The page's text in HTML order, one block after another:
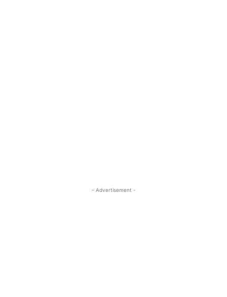
- Advertisement -